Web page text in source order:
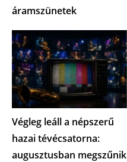
áramszünetek
Végleg leáll a népszerű
hazai tévécsatorna:
augusztusban megszűnik